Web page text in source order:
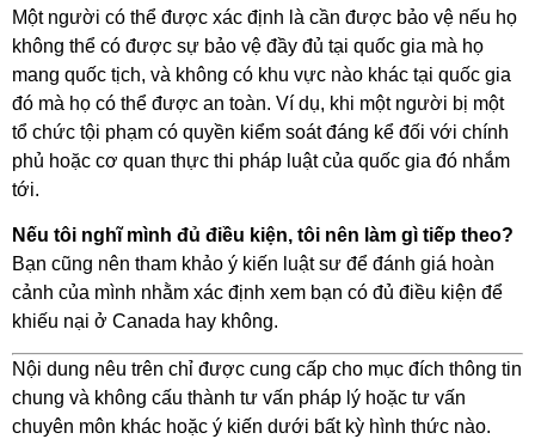
Một người có thể được xác định là cần được bảo vệ nếu họ
không thể có được sự bảo vệ đầy đủ tại quốc gia mà họ
mang quốc tịch, và không có khu vực nào khác tại quốc gia
đó mà họ có thể được an toàn. Ví dụ, khi một người bị một
tổ chức tội phạm có quyền kiểm soát đáng kể đối với chính
phủ hoặc cơ quan thực thi pháp luật của quốc gia đó nhắm
tới.
Nếu tôi nghĩ mình đủ điều kiện, tôi nên làm gì tiếp theo?
Bạn cũng nên tham khảo ý kiến luật sư để đánh giá hoàn
cảnh của mình nhằm xác định xem bạn có đủ điều kiện để
khiếu nại ở Canada hay không.
Nội dung nêu trên chỉ được cung cấp cho mục đích thông tin
chung và không cấu thành tư vấn pháp lý hoặc tư vấn
chuyên môn khác hoặc ý kiến dưới bất kỳ hình thức nào.